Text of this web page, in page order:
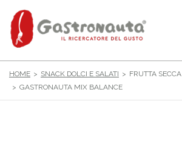
HOME SNACK DOLCI E SALATI
FRUTTA SECCA
GASTRONAUTA MIX BALANCE